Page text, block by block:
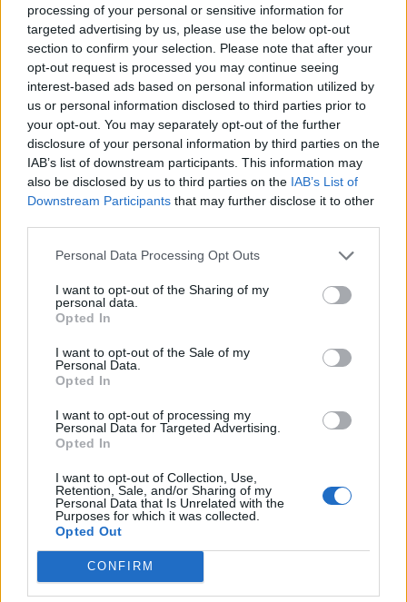
processing of your personal or sensitive information for
targeted advertising by us, please use the below opt-out
section to confirm your selection. Please note that after your
opt-out request is processed you may continue seeing
interest-based ads based on personal information utilized by
us or personal information disclosed to third parties prior to
your opt-out. You may separately opt-out of the further
disclosure of your personal information by third parties on the
IAB’s list of downstream participants. This information may
also be disclosed by us to third parties on the IAB’s List of
Downstream Participants that may further disclose it to other
Personal Data Processing Opt Outs
I want to opt-out of the Sharing of my
personal data.
Opted In
I want to opt-out of the Sale of my
Personal Data.
Opted In
I want to opt-out of processing my
Personal Data for Targeted Advertising.
Opted In
I want to opt-out of Collection, Use,
Retention, Sale, and/or Sharing of my
Personal Data that Is Unrelated with the
Purposes for which it was collected.
Opted Out
CONFIRM
Αίτηση - Αποστολή Βιογραφικού
Σας ενδιαφέρει η θέση εργασίας; Εγγραφείτε για να στείλετε το
βιογραφικό σας στην εταιρεία.
Εγγραφή Είσοδος
Θέσεις εργασίας
Όλες οι Θέσεις Εργασίας
Θέσεις Εργασίας ανά Ειδικότητα
Θέσεις Εργασίας ανά Εταιρεία